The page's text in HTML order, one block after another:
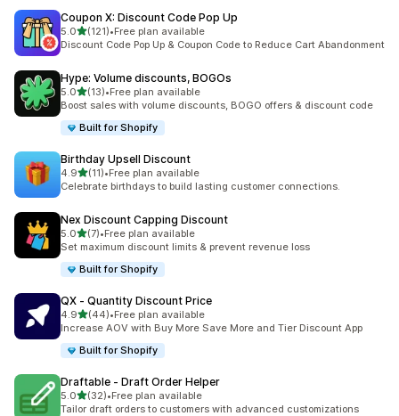
Coupon X: Discount Code Pop Up
5.05つ星中
(121)
合計レビュー数：121件
•Free plan available
Discount Code Pop Up & Coupon Code to Reduce Cart Abandonment
Hype: Volume discounts, BOGOs
5.05つ星中
(13)
合計レビュー数：13件
•Free plan available
Boost sales with volume discounts, BOGO offers & discount code
Built for Shopify
Birthday Upsell Discount
4.95つ星中
(11)
合計レビュー数：11件
•Free plan available
Celebrate birthdays to build lasting customer connections.
Nex Discount Capping Discount
5.05つ星中
(7)
合計レビュー数：7件
•Free plan available
Set maximum discount limits & prevent revenue loss
Built for Shopify
QX ‑ Quantity Discount Price
4.95つ星中
(44)
合計レビュー数：44件
•Free plan available
Increase AOV with Buy More Save More and Tier Discount App
Built for Shopify
Draftable ‑ Draft Order Helper
5.05つ星中
(32)
合計レビュー数：32件
•Free plan available
Tailor draft orders to customers with advanced customizations